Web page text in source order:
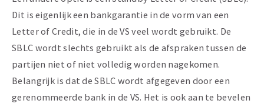
Dit is eigenlijk een bankgarantie in de vorm van een
Letter of Credit, die in de VS veel wordt gebruikt. De
SBLC wordt slechts gebruikt als de afspraken tussen de
partijen niet of niet volledig worden nagekomen.
Belangrijk is dat de SBLC wordt afgegeven door een
gerenommeerde bank in de VS. Het is ook aan te bevelen